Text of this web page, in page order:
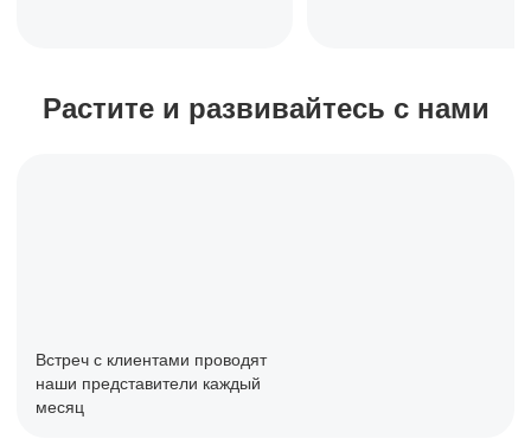
Растите и развивайтесь с нами
Встреч с клиентами проводят
наши представители каждый
месяц